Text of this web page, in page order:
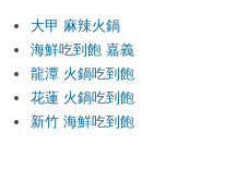
大甲 麻辣火鍋
海鮮吃到飽 嘉義
龍潭 火鍋吃到飽
花蓮 火鍋吃到飽
新竹 海鮮吃到飽